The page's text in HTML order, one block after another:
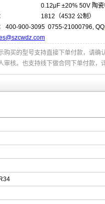
0.12μF ±20% 50V 陶
1812（4532 公制）
400-900-3095 0755-21000796,
购买的型号支持直接下单付款，请确
审核。也支持线下做合同下单付款，